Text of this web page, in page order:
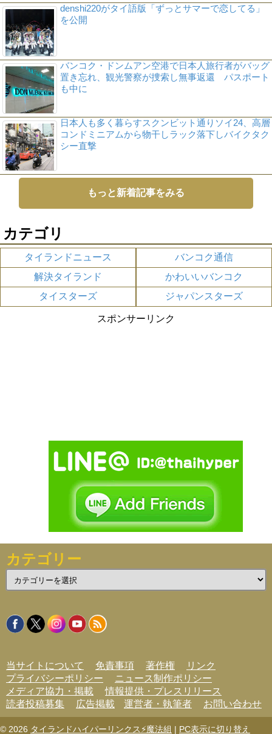
denshi220がタイ語版「ずっとサマーで恋してる」
を公開
バンコク・ドンムアン空港で日本人旅行者がバッグ
置き忘れ、観光警察が捜索し無事返還 パスポート
も中に
日本人も多く暮らすスクンビット通りソイ24、高層
コンドミニアムから物干しラック落下しバイクタク
シー直撃
もっと新着記事をみる
カテゴリ
タイランドニュース
バンコク通信
解決タイランド
かわいいバンコク
タイスターズ
ジャパンスターズ
スポンサーリンク
カテゴリー
テ
リ
ー
当サイトについて 免責事項 著作権
リンク
プライバシーポリシー
ニュース制作ポリシー
メディア協力・掲載
情報提供・プレスリリース
読者投稿募集
広告掲載 運営者・執筆者 お問い合わせ
© 2026 タイランドハイパーリンクス⚡魔法組 | PC表示に切り替え